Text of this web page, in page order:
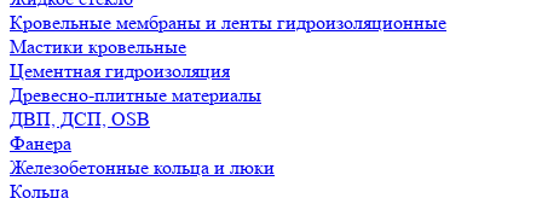
Кровельные мембраны и ленты гидроизоляционные
Мастики кровельные
Цементная гидроизоляция
Древесно-плитные материалы
ДВП, ДСП, OSB
Фанера
Железобетонные кольца и люки
Кольца